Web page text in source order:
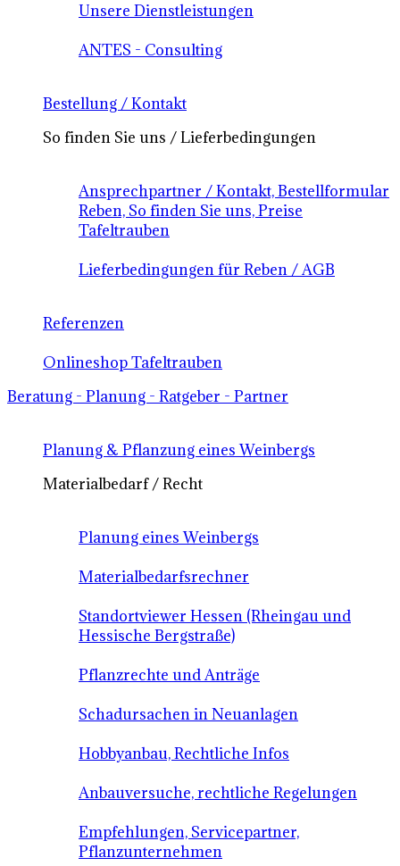
Unsere Dienstleistungen
ANTES - Consulting
Bestellung / Kontakt
So finden Sie uns / Lieferbedingungen
Ansprechpartner / Kontakt, Bestellformular
Reben, So finden Sie uns, Preise
Tafeltrauben
Lieferbedingungen für Reben / AGB
Referenzen
Onlineshop Tafeltrauben
Beratung - Planung - Ratgeber - Partner
Planung & Pflanzung eines Weinbergs
Materialbedarf / Recht
Planung eines Weinbergs
Materialbedarfsrechner
Standortviewer Hessen (Rheingau und
Hessische Bergstraße)
Pflanzrechte und Anträge
Schadursachen in Neuanlagen
Hobbyanbau, Rechtliche Infos
Anbauversuche, rechtliche Regelungen
Empfehlungen, Servicepartner,
Pflanzunternehmen